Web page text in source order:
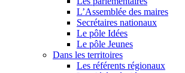
L’Assemblée des maires
Secrétaires nationaux
Le pôle Idées
Le pôle Jeunes
Dans les territoires
Les référents régionaux